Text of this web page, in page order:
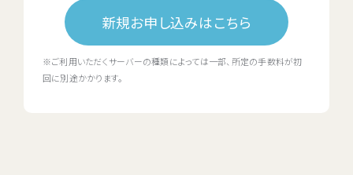
新規お申し込みはこちら
※ご利用いただくサーバーの種類によっては一部、所定の手数料が初
回に別途かかります。